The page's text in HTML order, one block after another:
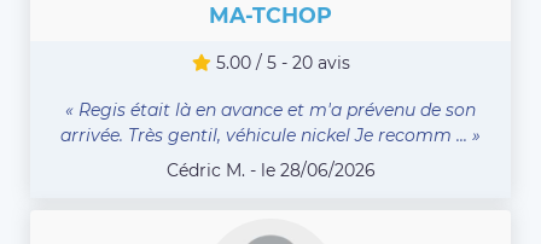
MA-TCHOP
5.00 / 5 - 20 avis
« Regis était là en avance et m'a prévenu de son
arrivée. Très gentil, véhicule nickel Je recomm ... »
Cédric M. - le 28/06/2026